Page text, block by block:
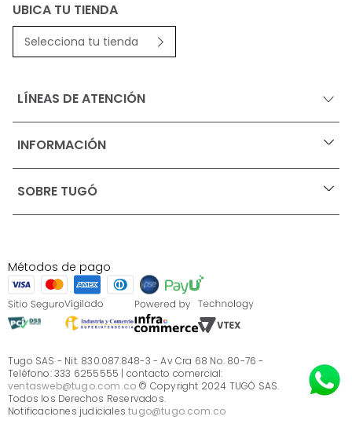
UBICA TU TIENDA
Selecciona tu tienda
LÍNEAS DE ATENCIÓN
INFORMACIÓN +
Ofertas vigentes
Términos, condiciones y restricciones para productos
S.A.S
Términos, condiciones y restricciones Tugó S.A.S
Instructivo cuidado de muebles
Sé parte de Tugó
¿Quiénes somos?
Servicio al cliente
SOBRE TUGÓ +
¿Quieres vender en Tugó?
Métodos de pago
Tugo SAS - Nit. 830.087.848-3 - Av Cra 68 No. 80-76 -
Teléfono: 333 6255555 | contacto comercial:
ventasweb@tugo.com.co © Copyright 2024 TUGÓ SAS.
Todos los Derechos Reservados.
Notificaciones judicialestugo@tugo.com.co